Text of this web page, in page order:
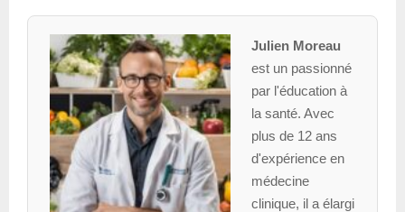
Julien Moreau
est un passionné
par l'éducation à
la santé. Avec
plus de 12 ans
d'expérience en
médecine
clinique, il a élargi